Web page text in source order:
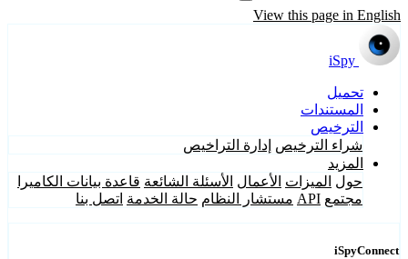
View this page in English
iSpy
تحميل
المستندات
الترخيص
شراء الترخيص إدارة التراخيص
المزيد
حول الميزات الأعمال الأسئلة الشائعة قاعدة بيانات الكاميرا
مجتمع API مستشار النظام حالة الخدمة اتصل بنا
iSpyConnect